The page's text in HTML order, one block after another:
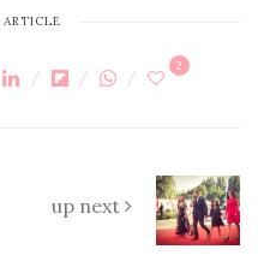
ARTICLE
2
up next